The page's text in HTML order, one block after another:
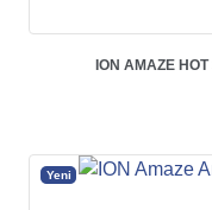
ION AMAZE
Yeni